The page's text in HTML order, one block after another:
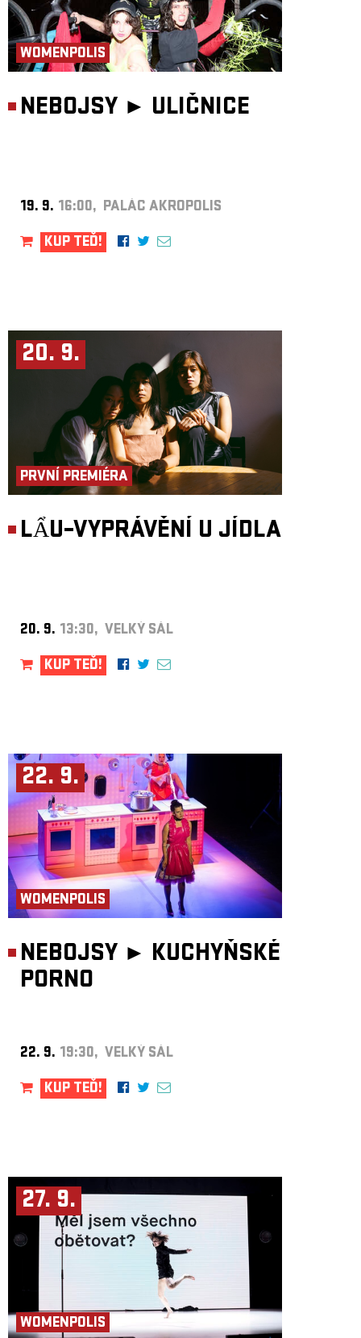
WOMENPOLIS
NEBOJSY ► ULIČNICE
19. 9. 16:00, PALÁC AKROPOLIS
KUP TEĎ!
20. 9.
PRVNÍ PREMIÉRA
LẨU–VYPRÁVĚNÍ U JÍDLA
20. 9. 13:30, VELKÝ SÁL
KUP TEĎ!
22. 9.
WOMENPOLIS
NEBOJSY ► KUCHYŇSKÉ
PORNO
22. 9. 19:30, VELKÝ SÁL
KUP TEĎ!
27. 9.
WOMENPOLIS